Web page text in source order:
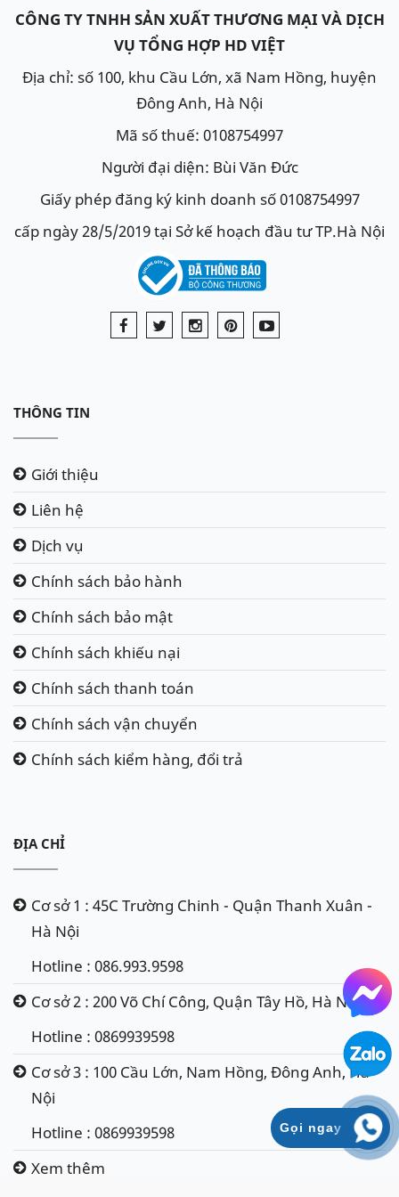
Ắc quy Delkor 60038 - Din100
ẮC QUY AMARON DIN 100Ah
CÔNG TY TNHH SẢN XUẤT THƯƠNG MẠI VÀ DỊCH
VỤ TỔNG HỢP HD VIỆT
Địa chỉ: số 100, khu Cầu Lớn, xã Nam Hồng, huyện
Đông Anh, Hà Nội
Mã số thuế: 0108754997
Người đại diện: Bùi Văn Đức
Giấy phép đăng ký kinh doanh số 0108754997
cấp ngày 28/5/2019 tại Sở kế hoạch đầu tư TP.Hà Nội
THÔNG TIN
Giới thiệu
Liên hệ
Dịch vụ
Chính sách bảo hành
Chính sách bảo mật
Chính sách khiếu nại
Chính sách thanh toán
Chính sách vận chuyển
Chính sách kiểm hàng, đổi trả
ĐỊA CHỈ
Cơ sở 1 : 45C Trường Chinh - Quận Thanh Xuân -
Hà Nội
Hotline : 086.993.9598
Cơ sở 2 : 200 Võ Chí Công, Quận Tây Hồ, Hà Nội
Hotline : 0869939598
Cơ sở 3 : 100 Cầu Lớn, Nam Hồng, Đông Anh, Hà
Nội
Hotline : 0869939598
Xem thêm
Gọi ngay